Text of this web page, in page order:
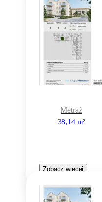
Metraż
38,14 m²
Zobacz więcej